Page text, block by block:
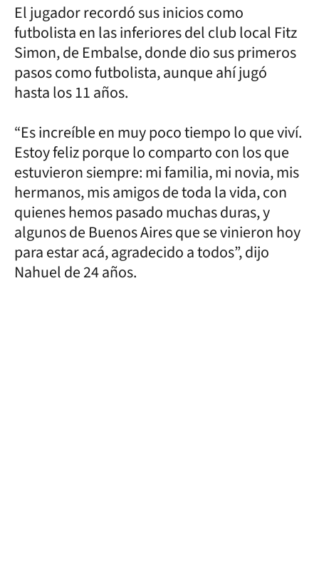
El jugador recordó sus inicios como
futbolista en las inferiores del club local Fitz
Simon, de Embalse, donde dio sus primeros
pasos como futbolista, aunque ahí jugó
hasta los 11 años.
“Es increíble en muy poco tiempo lo que viví.
Estoy feliz porque lo comparto con los que
estuvieron siempre: mi familia, mi novia, mis
hermanos, mis amigos de toda la vida, con
quienes hemos pasado muchas duras, y
algunos de Buenos Aires que se vinieron hoy
para estar acá, agradecido a todos”, dijo
Nahuel de 24 años.